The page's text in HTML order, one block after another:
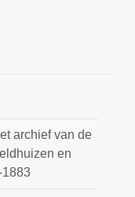
archief van de
en